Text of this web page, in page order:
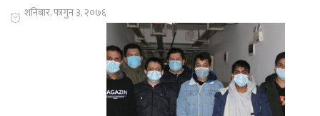
शनिबार, फागुन ३, २०७६